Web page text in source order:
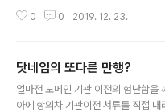
장이 되어 와이프와 아이와 생활을 해
꾸는 시기도 고민 아이가 커가면서
생활을 바꿔야 되니까;;;) 대외적으론
명절이 되면 멀지만 고향집에 오롯이
0 0 2019. 12. 23.
닷네임의 또다른 만행?
얼마전 도메인 기관 이전의 험난함을
아에 항의차 기관이전 서류를 직접 내